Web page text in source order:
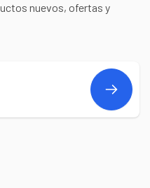
nuevos, ofertas y